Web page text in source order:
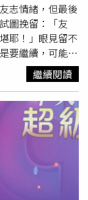
志情緒，但最後
圖挽留：「友
耶！」眼見留不
要繼續，可能他
忍不住流淚。事
不是正確的工作
卦》觀眾及製作
日之寒」、「努
到我的求救訊號
述堵住塔綠班口
以前對抗自
在謾罵的政治論
位多年來給的機
繼續閱讀